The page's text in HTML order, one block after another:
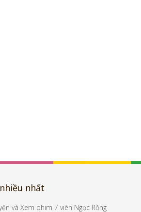
nhất
và Xem phim 7 viên Ngọc Rồng